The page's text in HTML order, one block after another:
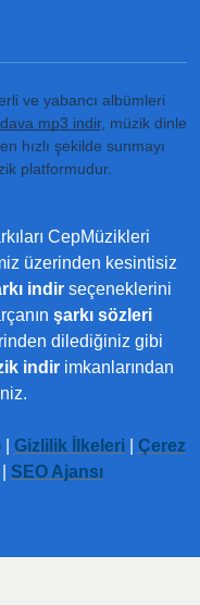
ve yabancı albümleri
mp3 indir, müzik dinle
hızlı şekilde sunmayı
platformudur.
CepMüzikleri
üzerinden kesintisiz
indirseçeneklerini
şarkı sözleri
dilediğiniz gibi
indir imkanlarından
| Gizlilik İlkeleri| Çerez
SEO Ajansı